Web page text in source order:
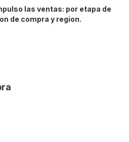
las ventas: por etapa de
de compra y region.